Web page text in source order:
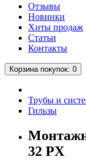
Отзывы
Новинки
Хиты продаж
Статьи
Контакты
Корзина покупок: 0
Трубы и
Гильзы
32 PX